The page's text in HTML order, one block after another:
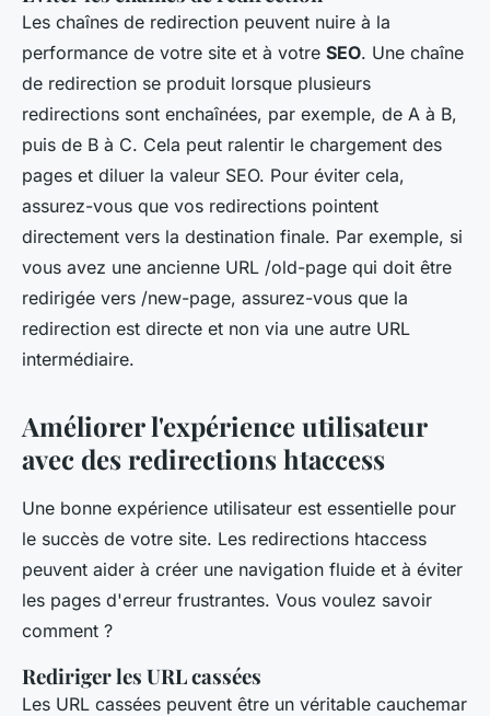
Les chaînes de redirection peuvent nuire à la
performance de votre site et à votre SEO. Une chaîne
de redirection se produit lorsque plusieurs
redirections sont enchaînées, par exemple, de A à B,
puis de B à C. Cela peut ralentir le chargement des
pages et diluer la valeur SEO. Pour éviter cela,
assurez-vous que vos redirections pointent
directement vers la destination finale. Par exemple, si
vous avez une ancienne URL /old-page qui doit être
redirigée vers /new-page, assurez-vous que la
redirection est directe et non via une autre URL
intermédiaire.
Améliorer l'expérience utilisateur
avec des redirections htaccess
Une bonne expérience utilisateur est essentielle pour
le succès de votre site. Les redirections htaccess
peuvent aider à créer une navigation fluide et à éviter
les pages d'erreur frustrantes. Vous voulez savoir
comment ?
Rediriger les URL cassées
Les URL cassées peuvent être un véritable cauchemar